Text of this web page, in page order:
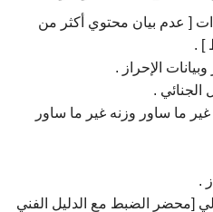
[ عدم بيان محتوي أكثر من
] .
ما ساور وزنه غير ما ساور
[محضر الضبط مع الدليل الفني